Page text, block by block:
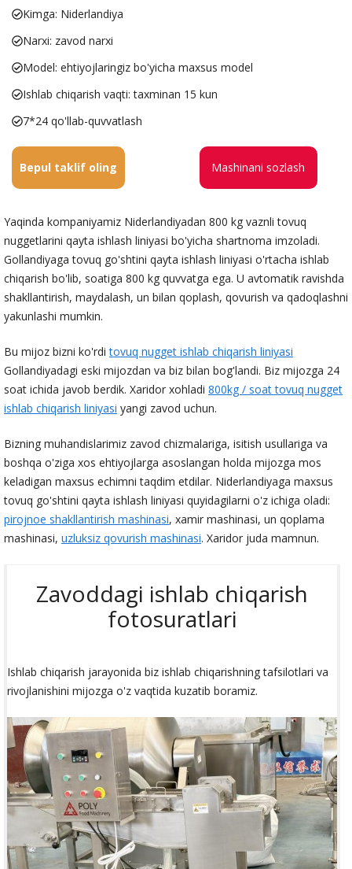
Kimga: Niderlandiya
Narxi: zavod narxi
Model: ehtiyojlaringiz bo'yicha maxsus model
Ishlab chiqarish vaqti: taxminan 15 kun
7*24 qo'llab-quvvatlash
Bepul taklif oling Mashinani sozlash
Yaqinda kompaniyamiz Niderlandiyadan 800 kg vaznli tovuq
nuggetlarini qayta ishlash liniyasi bo'yicha shartnoma imzoladi.
Gollandiyaga tovuq go'shtini qayta ishlash liniyasi o'rtacha ishlab
chiqarish bo'lib, soatiga 800 kg quvvatga ega. U avtomatik ravishda
shakllantirish, maydalash, un bilan qoplash, qovurish va qadoqlashni
yakunlashi mumkin.
Bu mijoz bizni ko'rditovuq nugget ishlab chiqarish liniyasi
Gollandiyadagi eski mijozdan va biz bilan bog'landi. Biz mijozga 24
soat ichida javob berdik. Xaridor xohladi 800kg / soat tovuq nugget
ishlab chiqarish liniyasi yangi zavod uchun.
Bizning muhandislarimiz zavod chizmalariga, isitish usullariga va
boshqa o'ziga xos ehtiyojlarga asoslangan holda mijozga mos
keladigan maxsus echimni taqdim etdilar. Niderlandiyaga maxsus
tovuq go'shtini qayta ishlash liniyasi quyidagilarni o'z ichiga oladi:
pirojnoe shakllantirish mashinasi, xamir mashinasi, un qoplama
mashinasi, uzluksiz qovurish mashinasi. Xaridor juda mamnun.
Zavoddagi ishlab chiqarish
fotosuratlari
Ishlab chiqarish jarayonida biz ishlab chiqarishning tafsilotlari va
rivojlanishini mijozga o'z vaqtida kuzatib boramiz.